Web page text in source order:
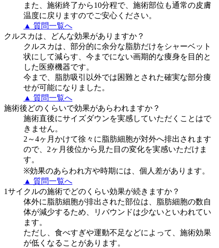
また、施術終了から10分程で、施術部位も通常の皮膚
温度に戻りますのでご安心ください。
▲ 質問一覧へ
クルスカは、どんな効果がありますか？
クルスカは、部分的に余分な脂肪だけをシャーベット
状にして減らす、今までにない画期的な痩身を目的と
した医療機器です。
今まで、脂肪吸引以外では困難とされた確実な部分痩
せが可能になりました。
▲ 質問一覧へ
施術後どのくらいで効果があらわれますか？
施術直後にサイズダウンを実感していただくことはで
きません。
2～4ヶ月かけて徐々に脂肪細胞が対外へ排出されます
ので、2ヶ月後位から見た目の変化を実感いただけま
す。
※効果のあらわれ方や時期には、個人差があります。
▲ 質問一覧へ
1サイクルの施術でどのくらい効果が続きますか？
体外に脂肪細胞が排出された部位は、脂肪細胞の数自
体が減少するため、リバウンドは少ないといわれてい
ます。
ただし、食べすぎや運動不足などによって、施術効果
が低くなることがあります。